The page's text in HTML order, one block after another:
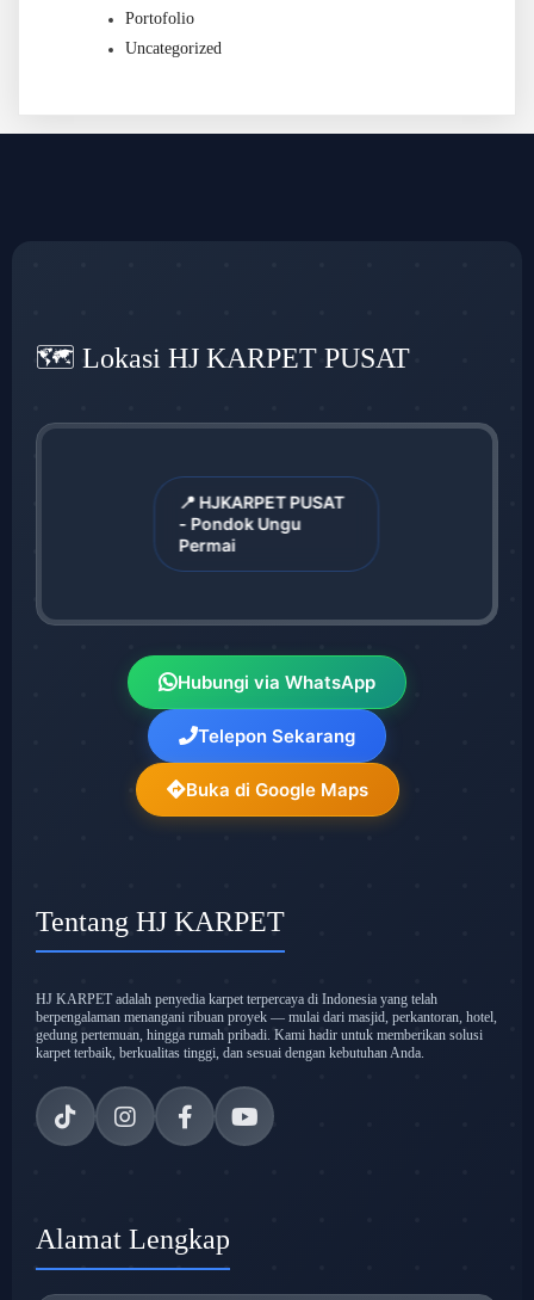
Portofolio
Uncategorized
🗺️ Lokasi HJ KARPET PUSAT
📍 HJKARPET PUSAT
- Pondok Ungu
Permai
Hubungi via WhatsApp
Telepon Sekarang
Buka di Google Maps
Tentang HJ KARPET
HJ KARPET adalah penyedia karpet terpercaya di Indonesia yang telah
berpengalaman menangani ribuan proyek — mulai dari masjid, perkantoran, hotel,
gedung pertemuan, hingga rumah pribadi. Kami hadir untuk memberikan solusi
karpet terbaik, berkualitas tinggi, dan sesuai dengan kebutuhan Anda.
Alamat Lengkap